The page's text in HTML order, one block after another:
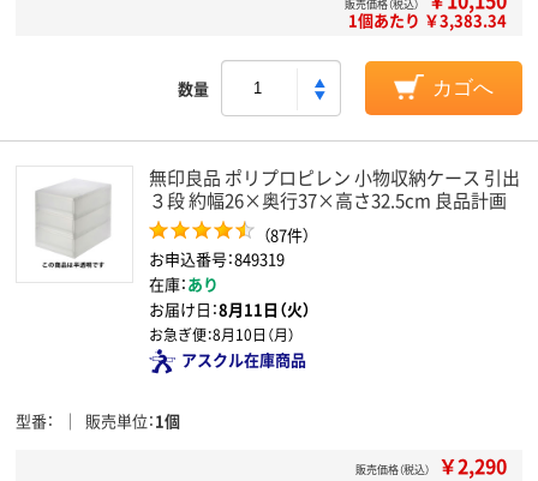
販売価格（税込）
1個あたり ￥3,383.34
数量 カゴへ
無印良品 ポリプロピレン 小物収納ケース 引出
３段 約幅26×奥行37×高さ32.5cm 良品計画
（87件）
お申込番号：849319
在庫：あり
お届け日：8月11日（火）
お急ぎ便：8月10日（月）
アスクル在庫商品
型番 販売単位 1個
販売価格（税込） ￥2,290